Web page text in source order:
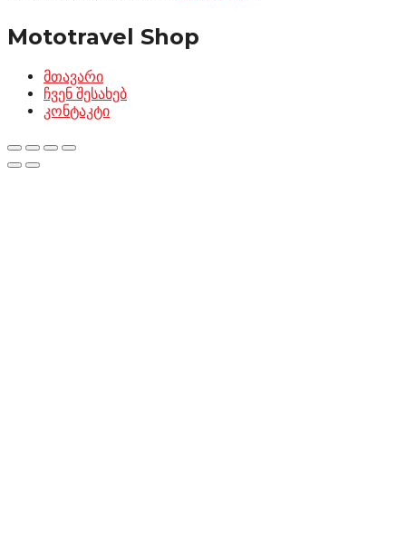
Mototravel Shop
მთავარი
ჩვენ შესახებ
კონტაკტი